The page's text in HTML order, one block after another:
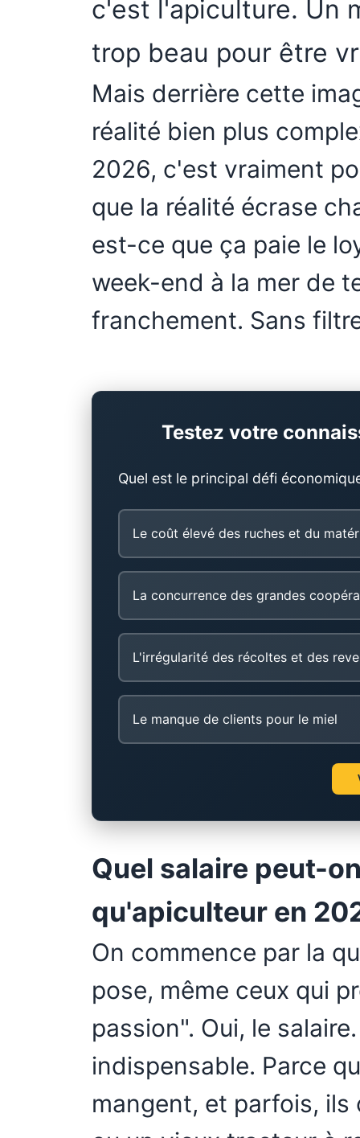
c'est l'apiculture. Un
trop beau pour être
Mais derrière cette
réalité bien plus
2026, c'est vraiment
que la réalité écrase
est-ce que ça paie le
week-end à la mer de
franchement. Sans
Testez votre
Quel est le principal défi
Le coût élevé des ruches et du
La concurrence des grandes
L'irrégularité des récoltes et des
Le manque de clients pour le miel
Quel salaire peut-
qu'apiculteur en
On commence par la
pose, même ceux qui
passion". Oui, le
indispensable. Parce
mangent, et parfois,